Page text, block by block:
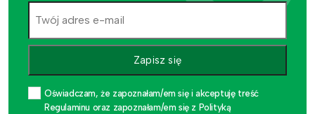
Zapisz się
Oświadczam, że zapoznałam/em się i akceptuję treść
Regulaminu oraz zapoznałam/em się z Polityką